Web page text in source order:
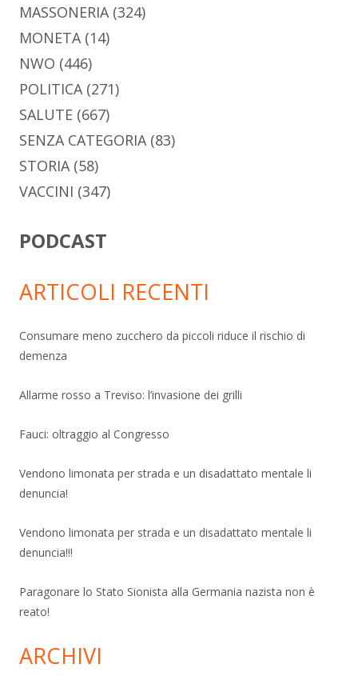
MASSONERIA (324)
MONETA (14)
NWO (446)
POLITICA (271)
SALUTE (667)
SENZA CATEGORIA (83)
STORIA (58)
VACCINI (347)
PODCAST
ARTICOLI RECENTI
Consumare meno zucchero da piccoli riduce il rischio di
demenza
Allarme rosso a Treviso: l’invasione dei grilli
Fauci: oltraggio al Congresso
Vendono limonata per strada e un disadattato mentale li
denuncia!
Vendono limonata per strada e un disadattato mentale li
denuncia!!!
Paragonare lo Stato Sionista alla Germania nazista non è
reato!
ARCHIVI